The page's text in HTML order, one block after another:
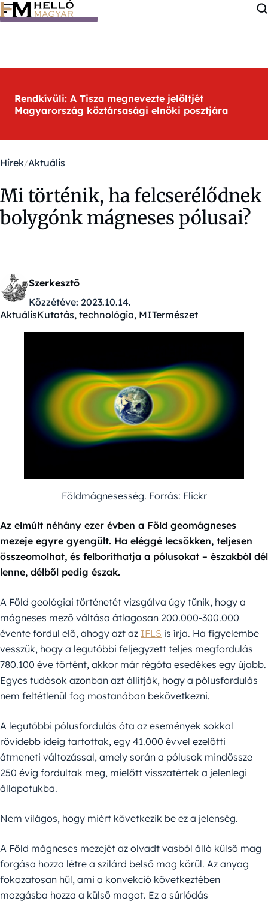
Ugrás a tartalomra
Rendkívüli: A Tisza megnevezte jelöltjét
Magyarország köztársasági elnöki posztjára
Hírek Aktuális
Mi történik, ha felcserélődnek
bolygónk mágneses pólusai?
Szerkesztő
Közzétéve: 2023.10.14.
Kategóriák:
AktuálisKutatás, technológia, MITermészet
Földmágnesesség. Forrás: Flickr
Az elmúlt néhány ezer évben a Föld geomágneses
mezeje egyre gyengült. Ha eléggé lecsökken, teljesen
összeomolhat, és felboríthatja a pólusokat – északból dél
lenne, délből pedig észak.
A Föld geológiai történetét vizsgálva úgy tűnik, hogy a
mágneses mező váltása átlagosan 200.000-300.000
évente fordul elő, ahogy azt az IFLS is írja. Ha figyelembe
vesszük, hogy a legutóbbi feljegyzett teljes megfordulás
780.100 éve történt, akkor már régóta esedékes egy újabb.
Egyes tudósok azonban azt állítják, hogy a pólusfordulás
nem feltétlenül fog mostanában bekövetkezni.
A legutóbbi pólusfordulás óta az események sokkal
rövidebb ideig tartottak, egy 41.000 évvel ezelőtti
átmeneti változással, amely során a pólusok mindössze
250 évig fordultak meg, mielőtt visszatértek a jelenlegi
állapotukba.
Nem világos, hogy miért következik be ez a jelenség.
A Föld mágneses mezejét az olvadt vasból álló külső mag
forgása hozza létre a szilárd belső mag körül. Az anyag
fokozatosan hűl, ami a konvekció következtében
mozgásba hozza a külső magot. Ez a súrlódás